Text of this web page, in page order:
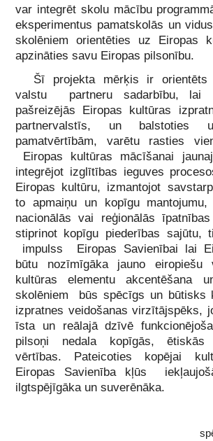
var integrēt skolu mācību
eksperimentus pamatskolās un
skolēniem orientēties uz Eiropas
apzināties savu Eiropas pilsonību.
Šī projekta mērķis ir
valstu partneru sadarbību,
pašreizējās Eiropas kultūras
partnervalstīs, un balstoties
pamatvērtībām, varētu rasties
Eiropas kultūras mācīšanai
integrējot izglītības ieguves
Eiropas kultūru, izmantojot
to apmaiņu un kopīgu
nacionālās vai reģionālās
stiprinot kopīgu piederības
impulss Eiropas Savienībai lai
būtu nozīmīgāka jauno eiropiešu
kultūras elementu akcentēšana
skolēniem būs spēcīgs un būtisks
izpratnes veidošanas virzītājspēks,
īsta un reālajā dzīvē
pilsoņi nedala kopīgās,
vērtības. Pateicoties kopējai
Eiropas Savienība kļūs
ilgtspējīgāka un suverēnāka.